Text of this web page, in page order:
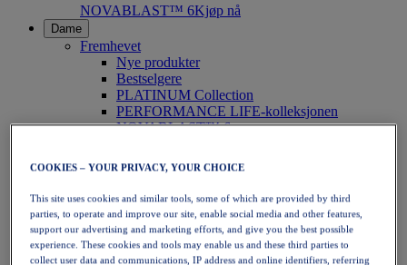
NOVABLAST™ 6Kjøp nå
Dame
Fremhevet
Nye produkter
Bestselgere
PLATINUM Collection
PERFORMANCE LIFE-kolleksjonen
NOVABLAST™ 6
Løping
Terrengløping
Tennis
Volleyball
Håndball
Padel
Netball
COOKIES – YOUR PRIVACY, YOUR CHOICE
This site uses cookies and similar tools, some of which are provided by third
parties, to operate and improve our site, enable social media and other features,
support our advertising and marketing efforts, and give you the best possible
experience. These cookies and tools may enable us and these third parties to
collect user data and communications, IP address and online identifiers, referring